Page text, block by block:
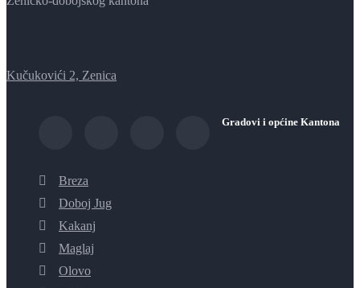
Kučukovići 2, Zenica
Gradovi i općine Kantona
Breza
Doboj Jug
Kakanj
Maglaj
Olovo